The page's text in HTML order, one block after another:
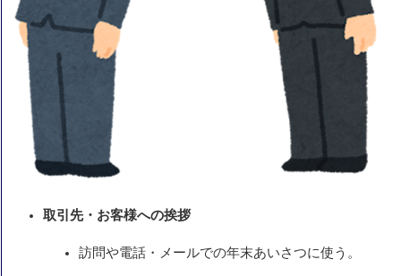
取引先・お客様への挨拶
訪問や電話・メールでの年末あいさつに使う。